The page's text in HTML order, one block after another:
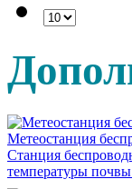
Метеостанция
Станция
температуры